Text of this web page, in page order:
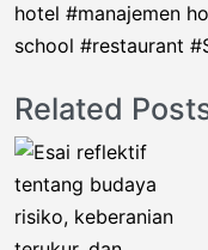
hotel
manajemen
school
restaurant
Related